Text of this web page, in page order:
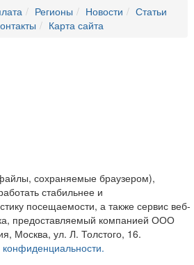
Регионы Новости
Статьи
Карта сайта
сохраняемые браузером),
стабильнее и
посещаемости, а также сервис веб-
предоставляемый компанией ООО
Москва, ул. Л. Толстого, 16.
конфиденциальности.